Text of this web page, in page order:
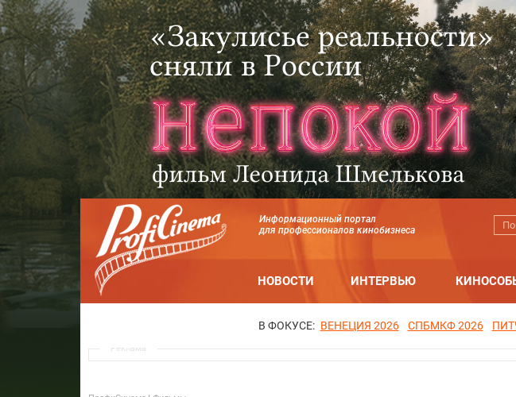
Информационный портал
для профессионалов кинобизнеса
НОВОСТИ ИНТЕРВЬЮ
В ФОКУСЕ: ВЕНЕЦИЯ 2026 СПБМКФ 2026
Реклама